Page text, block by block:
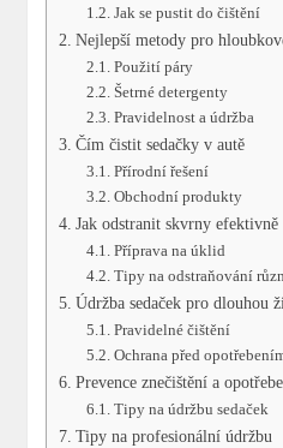
Jak se pustit do čištění
Nejlepší metody pro
Použití páry
Šetrné detergenty
Pravidelnost a údržba
Čím čistit sedačky v autě
Přírodní řešení
Obchodní produkty
Jak odstranit skvrny efektivně
Příprava na úklid
Tipy na odstraňování
Údržba sedaček pro dlouhou
Pravidelné čištění
Ochrana před
Prevence znečištění a
Tipy na údržbu sedaček
Tipy na profesionální údržbu